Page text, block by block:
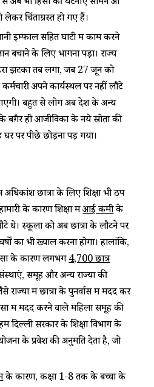
चिंताग्रस्त हो गए हैं।
इम्फाल सहित घाटी में काम करने
बचाने के लिए भागना पड़ा। राज्य
झटका तब लगा, जब 27 जून को
अपने कार्यस्थल पर नहीं लौटे
बहुत से लोग अब देश के अन्य
बग़ैर ही आजीविका के नये स्रोतों की
पर पीछे छोड़ना पड़ गया।
छात्रों के लिए शिक्षा भी ठप
के कारण शिक्षा मेंआई कमीके
थे। स्कूलों को अब छात्रों के लौटने पर
का भी ख्याल करना होगा। हालांकि,
के कारण लगभग4,700 छात्र
समूह और अन्य राज्यों की
राज्यों में छात्रों के पुनर्वास में मदद कर
में मदद करने वाले महिला समूह की
दिल्ली सरकार के शिक्षा विभाग के
के प्रवेश की अनुमति देता है, जो
के कारण, कक्षा 1-8 तक के बच्चों के